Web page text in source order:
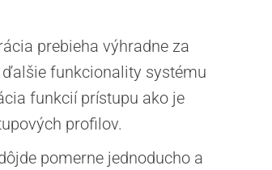
prebieha výhradne za
funkcionality systému
funkcií prístupu ako je
profilov.
pomerne jednoducho a